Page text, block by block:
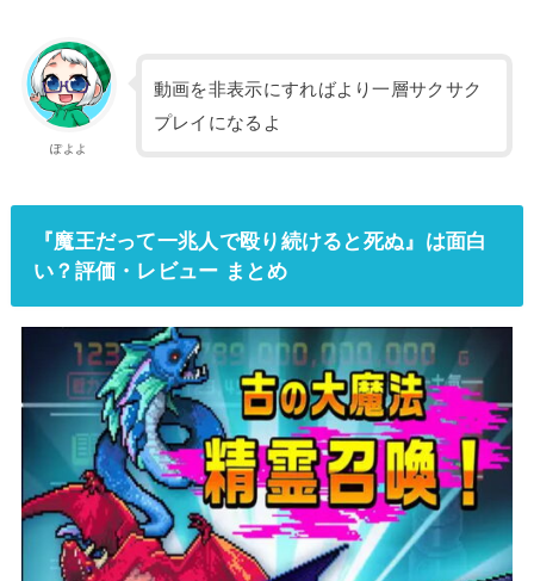
ぽよよ
動画を非表示にすればより一層サクサク
プレイになるよ
『魔王だって一兆人で殴り続けると死ぬ』は面白
い？評価・レビュー まとめ